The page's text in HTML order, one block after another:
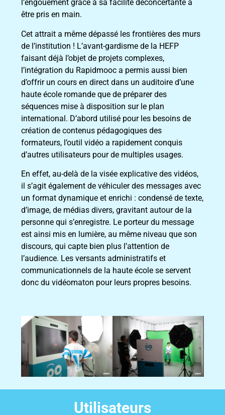
l’engouement grâce à sa facilité déconcertante à
être pris en main.
Cet attrait a même dépassé les frontières des murs
de l’institution ! L’avant-gardisme de la HEFP
faisant déjà l’objet de projets complexes,
l’intégration du Rapidmooc a permis aussi bien
d’offrir un cours en direct dans un auditoire d’une
haute école romande que de préparer des
séquences mise à disposition sur le plan
international. D’abord utilisé pour les besoins de
création de contenus pédagogiques des
formateurs, l’outil vidéo a rapidement conquis
d’autres utilisateurs pour de multiples usages.
En effet, au-delà de la visée explicative des vidéos,
il s’agit également de véhiculer des messages avec
un format dynamique et enrichi : condensé de texte,
d’image, de médias divers, gravitant autour de la
personne qui s’enregistre. Le porteur du message
est ainsi mis en lumière, au même niveau que son
discours, qui capte bien plus l’attention de
l’audience. Les versants administratifs et
communicationnels de la haute école se servent
donc du vidéomaton pour leurs propres besoins.
Utilisateurs